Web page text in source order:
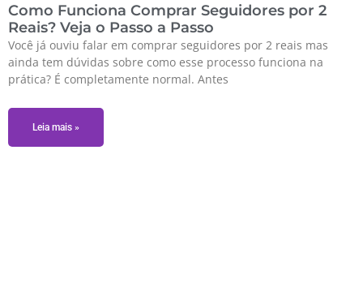
Como Funciona Comprar Seguidores por 2
Reais? Veja o Passo a Passo
Você já ouviu falar em comprar seguidores por 2 reais mas
ainda tem dúvidas sobre como esse processo funciona na
prática? É completamente normal. Antes
Leia mais »